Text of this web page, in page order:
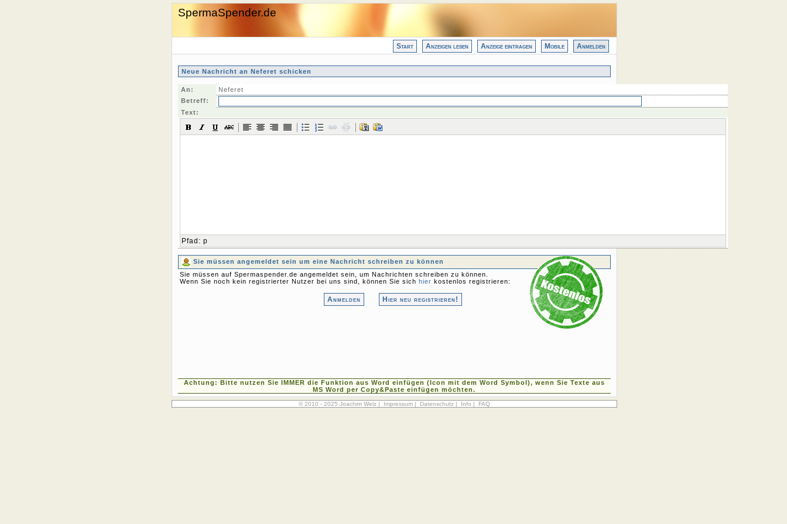
SpermaSpender.de
Start Anzeigen lesen Anzeige eintragen Mobile Anmelden
Neue Nachricht an Neferet schicken
An:
Neferet
Betreff:
Text:
Pfad : p
Sie müssen angemeldet sein um eine Nachricht schreiben zu können
Sie müssen auf Spermaspender.de angemeldet sein, um Nachrichten schreiben zu können.
Wenn Sie noch kein registrierter Nutzer bei uns sind, können Sie sich hier kostenlos registrieren:
Anmelden Hier neu registrieren!
Achtung: Bitte nutzen Sie IMMER die Funktion aus Word einfügen (Icon mit dem Word Symbol), wenn Sie Texte aus
MS Word per Copy&Paste einfügen möchten.
© 2010 - 2025 Joachim Welz | Impressum| Datenschutz| Info | FAQ